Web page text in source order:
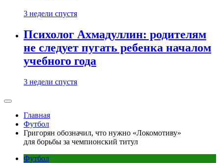
3 недели спустя
Психолог Ахмадуллин: родителям
не следует пугать ребенка началом
учебного года
3 недели спустя
Главная
Футбол
Григорян обозначил, что нужно «Локомотиву»
для борьбы за чемпионский титул
Футбол